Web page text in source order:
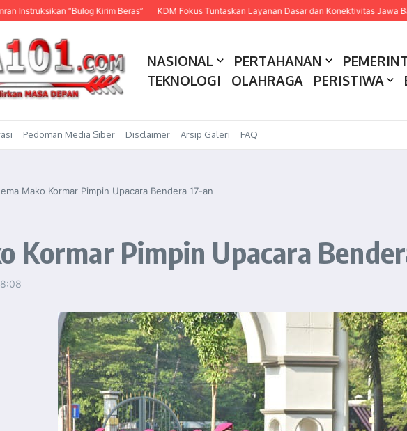
“Bulog Kirim Beras” KDM Fokus Tuntaskan Layanan Dasar dan Konektivitas Jawa Barat pada
NASIONAL PERTAHANAN
TEKNOLOGI
OLAHRAGA PERISTIWA
Pedoman Media Siber Disclaimer Arsip Galeri FAQ
Mako Kormar Pimpin Upacara Bendera 17-an
Kormar Pimpin Upacara